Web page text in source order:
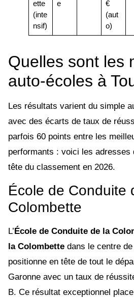
ette
(inte
nsif)
e
€
(aut
o)
Quelles sont les
auto-écoles à
Les résultats varient du simple
avec des écarts de taux de
parfois 60 points entre les
performants : voici les adresses
tête du classement en 2026.
École de Conduite
Colombette
L’École de Conduite de la
la Colombette dans le centre
positionne en tête de tout le
Garonne avec un taux de
B. Ce résultat exceptionnel